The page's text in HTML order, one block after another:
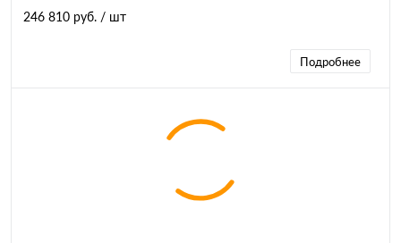
246 810 руб. / шт
Подробнее